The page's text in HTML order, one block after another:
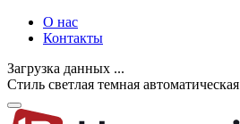
О нас
Контакты
Загрузка данных ...
Стиль светлая темная автоматическая